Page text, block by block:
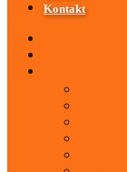
Kontakt